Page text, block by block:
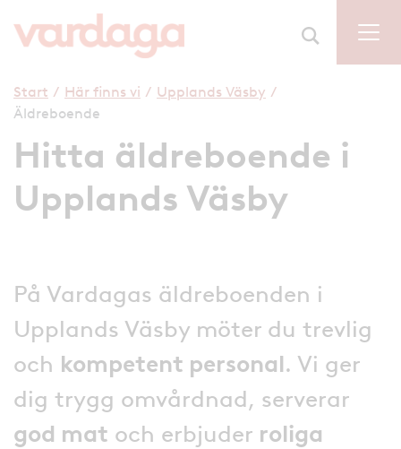
Start / Här finns vi / Upplands Väsby /
Äldreboende
Hitta äldreboende i
Upplands Väsby
På Vardagas äldreboenden i
Upplands Väsby möter du trevlig
och kompetent personal. Vi ger
dig trygg omvårdnad, serverar
god mat och erbjuder roliga